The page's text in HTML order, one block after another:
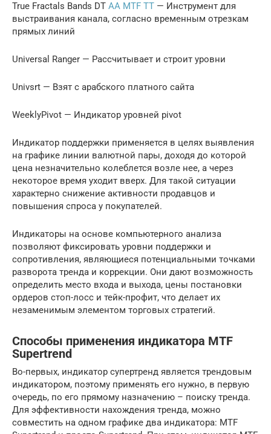
True Fractals Bands DT AA MTF TT — Инструмент для
выстраивания канала, согласно временным отрезкам
прямых линий
Universal Ranger — Рассчитывает и строит уровни
Univsrt — Взят с арабского платного сайта
WeeklyPivot — Индикатор уровней pivot
Индикатор поддержки применяется в целях выявления
на графике линии валютной пары, доходя до которой
цена незначительно колеблется возле нее, а через
некоторое время уходит вверх. Для такой ситуации
характерно снижение активности продавцов и
повышения спроса у покупателей.
Индикаторы на основе компьютерного анализа
позволяют фиксировать уровни поддержки и
сопротивления, являющиеся потенциальными точками
разворота тренда и коррекции. Они дают возможность
определить место входа и выхода, цены постановки
ордеров стоп-лосс и тейк-профит, что делает их
незаменимым элементом торговых стратегий.
Способы применения индикатора MTF
Supertrend
Во-первых, индикатор супертренд является трендовым
индикатором, поэтому применять его нужно, в первую
очередь, по его прямому назначению – поиску тренда.
Для эффективности нахождения тренда, можно
совместить на одном графике два индикатора: MTF